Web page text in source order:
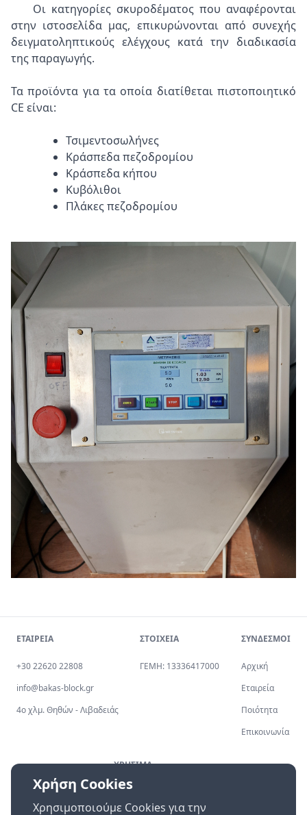
Οι κατηγορίες σκυροδέματος που αναφέρονται
στην ιστοσελίδα μας, επικυρώνονται από συνεχής
δειγματοληπτικούς ελέγχους κατά την διαδικασία
της παραγωγής.
Τα προϊόντα για τα οποία διατίθεται πιστοποιητικό
CE είναι:
Τσιμεντοσωλήνες
Κράσπεδα πεζοδρομίου
Κράσπεδα κήπου
Κυβόλιθοι
Πλάκες πεζοδρομίου
ΕΤΑΙΡΕΙΑ
+30 22620 22808
info@bakas-block.gr
4ο χλμ. Θηθών - Λιβαδειάς
ΣΤΟΙΧΕΙΑ
ΓΕΜΗ: 13336417000
ΣΥΝΔΕΣΜΟΙ
Αρχική
Εταιρεία
Ποιότητα
Επικοινωνία
ΧΡΗΣΙΜΑ
Πολιτική Απορρήτου
Χρήση Cookies
Χρησιμοποιούμε Cookies για την